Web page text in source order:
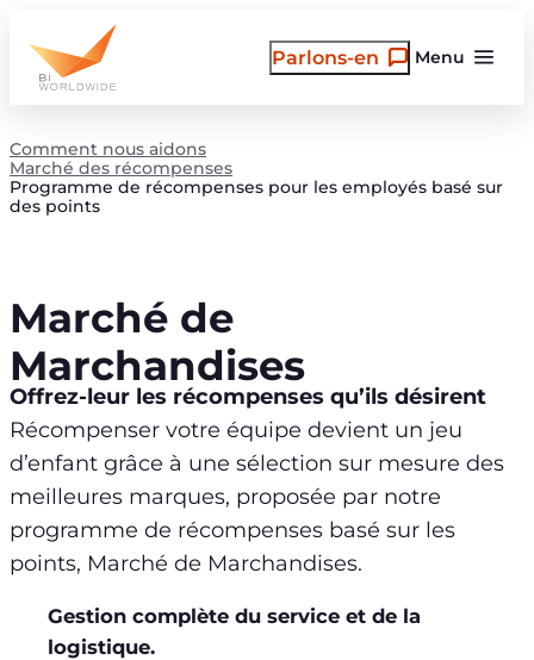
au
contenu
Menu
Parlons-en
Comment nous aidons
Marché des récompenses
Programme de récompenses pour les employés basé sur
des points
Marché de
Marchandises
Offrez-leur les récompenses qu’ils désirent
Récompenser votre équipe devient un jeu
d’enfant grâce à une sélection sur mesure des
meilleures marques, proposée par notre
programme de récompenses basé sur les
points, Marché de Marchandises.
Gestion complète du service et de la
logistique.